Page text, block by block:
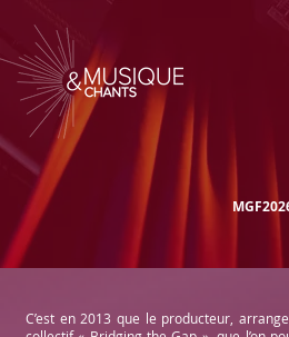
C’est en 2013 que le producteur,